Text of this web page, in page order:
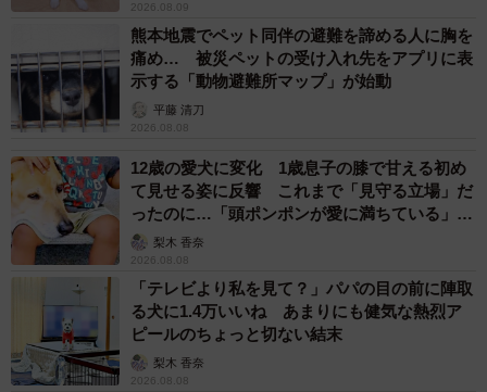
2026.08.09
熊本地震でペット同伴の避難を諦める人に胸を
痛め… 被災ペットの受け入れ先をアプリに表
示する「動物避難所マップ」が始動
平藤 清刀
2026.08.08
12歳の愛犬に変化 1歳息子の膝で甘える初め
て見せる姿に反響 これまで「見守る立場」だ
ったのに…「頭ポンポンが愛に満ちている」
「尊…」
梨木 香奈
2026.08.08
「テレビより私を見て？」パパの目の前に陣取
る犬に1.4万いいね あまりにも健気な熱烈ア
ピールのちょっと切ない結末
梨木 香奈
2026.08.08